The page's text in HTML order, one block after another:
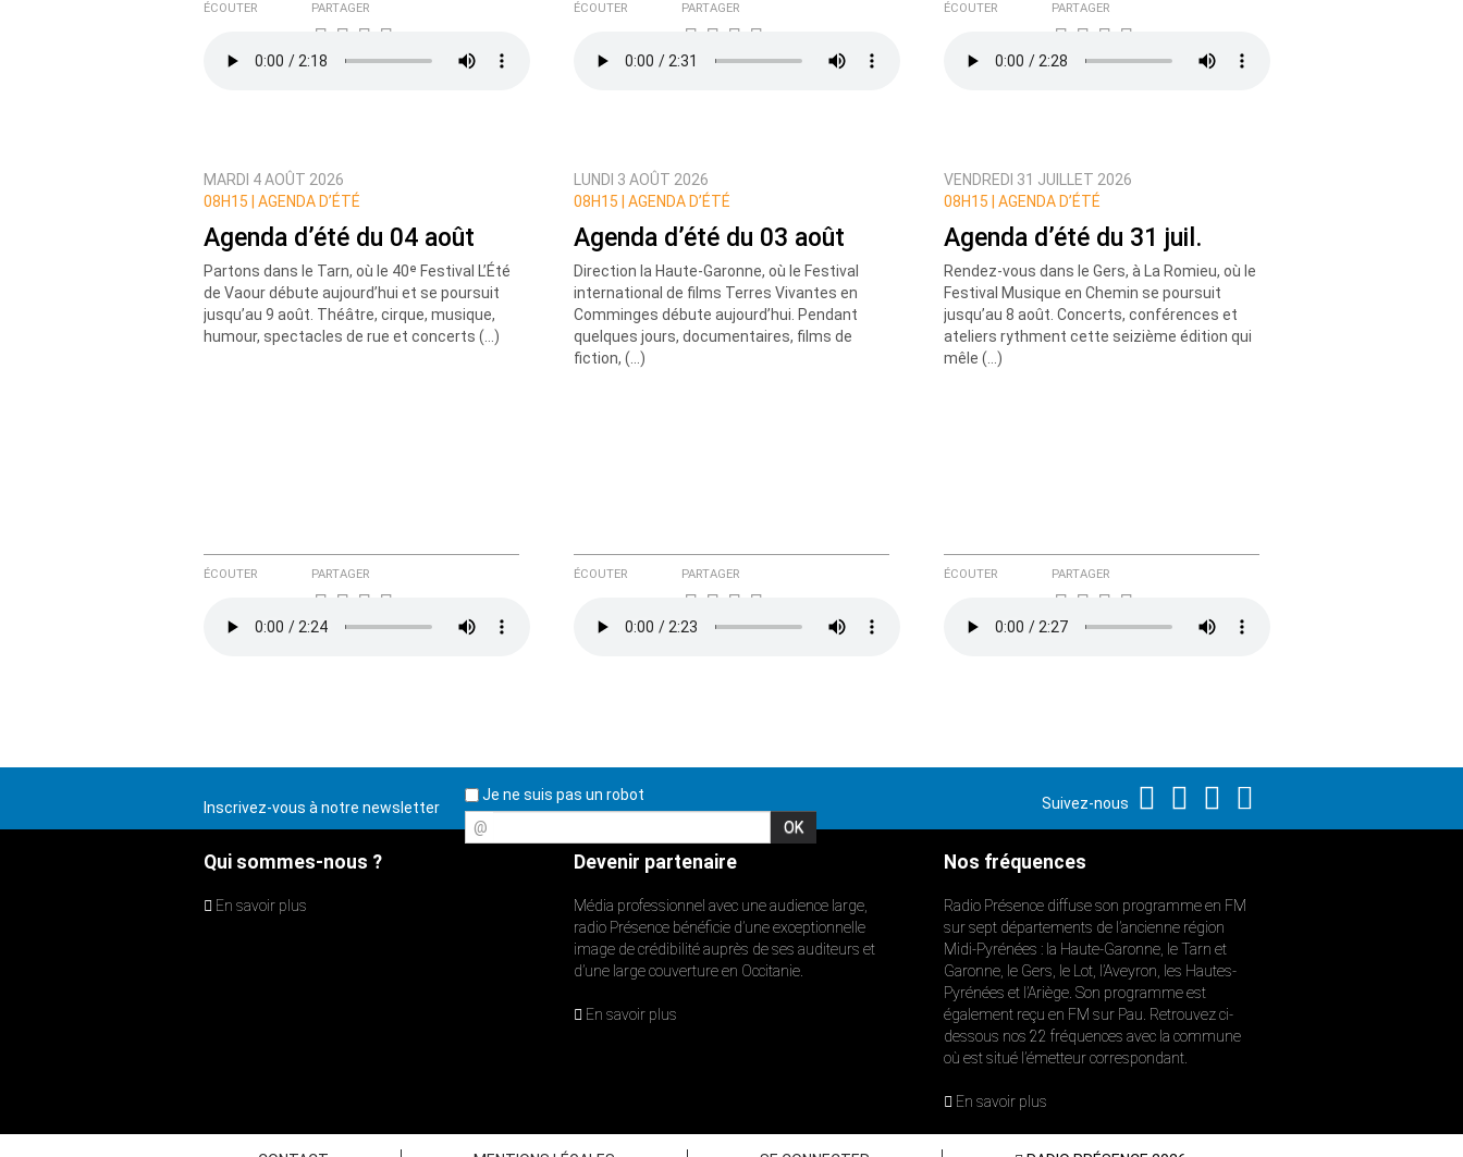
Prévenez-moi de tous les nouveaux commentaires de cette discussion par email
ÉCOUTER PARTAGER ÉCOUTER PARTAGER ÉCOUTER PARTAGER
MARDI 4 AOÛT 2026
08H15 |
AGENDA D’ÉTÉ
Agenda d’été du 04 août
Partons dans le Tarn, où le 40ᵉ Festival L’Été
de Vaour débute aujourd’hui et se poursuit
jusqu’au 9 août. Théâtre, cirque, musique,
humour, spectacles de rue et concerts (…)
ÉCOUTER PARTAGER
LUNDI 3 AOÛT 2026
08H15 |
AGENDA D’ÉTÉ
Agenda d’été du 03 août
Direction la Haute-Garonne, où le Festival
international de films Terres Vivantes en
Comminges débute aujourd’hui. Pendant
quelques jours, documentaires, films de
fiction, (…)
ÉCOUTER PARTAGER
VENDREDI 31 JUILLET 2026
08H15 |
AGENDA D’ÉTÉ
Agenda d’été du 31 juil.
Rendez-vous dans le Gers, à La Romieu, où le
Festival Musique en Chemin se poursuit
jusqu’au 8 août. Concerts, conférences et
ateliers rythment cette seizième édition qui
mêle (…)
ÉCOUTER PARTAGER
Inscrivez-vous à notre newsletter
Je ne suis pas un robot
@
Suivez-nous
Qui sommes-nous ?
En savoir plus
Devenir partenaire
Média professionnel avec une audience large,
radio Présence bénéficie d’une exceptionnelle
image de crédibilité auprès de ses auditeurs et
d’une large couverture en Occitanie.
En savoir plus
Nos fréquences
Radio Présence diffuse son programme en FM
sur sept départements de l’ancienne région
Midi-Pyrénées : la Haute-Garonne, le Tarn et
Garonne, le Gers, le Lot, l’Aveyron, les Hautes-
Pyrénées et l’Ariège. Son programme est
également reçu en FM sur Pau. Retrouvez ci-
dessous nos 22 fréquences avec la commune
où est situé l’émetteur correspondant.
En savoir plus